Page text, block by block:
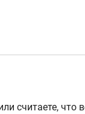
считаете, что